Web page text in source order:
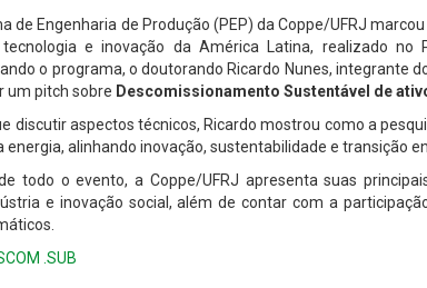
de Engenharia de Produção (PEP) da Coppe/UFRJ
e inovação da América Latina, realizado
o programa, o doutorando Ricardo Nunes, integrante
um pitch sobre Descomissionamento Sustentável de
discutir aspectos técnicos, Ricardo mostrou como a
energia, alinhando inovação, sustentabilidade e transição
todo o evento, a Coppe/UFRJ apresenta suas
e inovação social, além de contar com a
.SUB